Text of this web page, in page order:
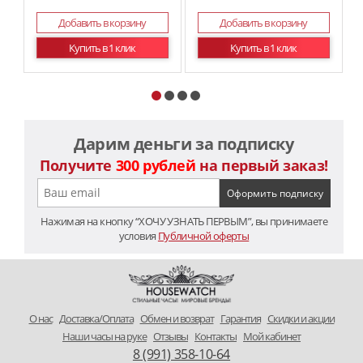
Добавить в корзину
Купить в 1 клик
Добавить в корзину
Купить в 1 клик
Дарим деньги за подписку
Получите 300 рублей на первый заказ!
Нажимая на кнопку “ХОЧУ УЗНАТЬ ПЕРВЫМ”, вы принимаете
условия Публичной оферты
O нас Доставка/Оплата Обмен и возврат Гарантия Скидки и акции
Наши часы на руке Отзывы Контакты Мой кабинет
8 (991) 358-10-64